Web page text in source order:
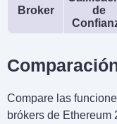
Broker
de
Compare las
brókers de Ethereum